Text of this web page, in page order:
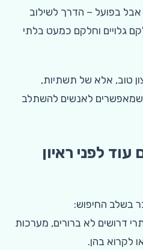
אבל בפועל – הדרך לשילוב
גלויים וחלקם כמעט בלתי
טוב, אלא של תשתיות,
שמאפשרים לאנשים להשתלב
לפני ראיון
בשלב החיפוש:
דרושים לא ברורים, מערכות
לקרוא בהן.